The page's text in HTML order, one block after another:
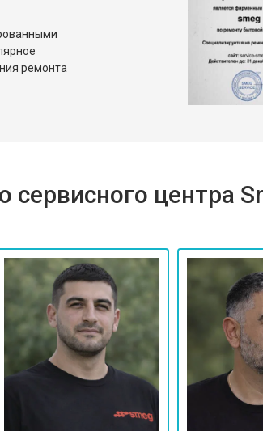
ремонта
центра